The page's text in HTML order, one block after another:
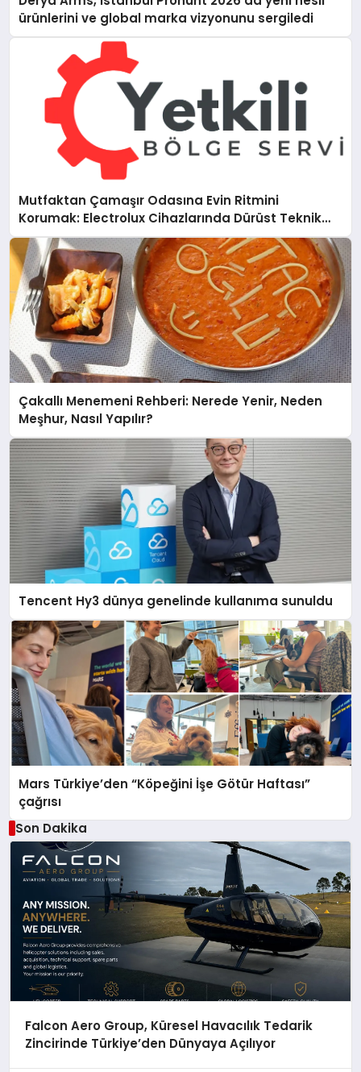
ürünlerini ve global marka vizyonunu sergiledi
Mutfaktan Çamaşır Odasına Evin Ritmini
Korumak: Electrolux Cihazlarında Dürüst Teknik
Destek Deneyimi
Çakallı Menemeni Rehberi: Nerede Yenir, Neden
Meşhur, Nasıl Yapılır?
Tencent Hy3 dünya genelinde kullanıma sunuldu
Mars Türkiye’den “Köpeğini İşe Götür Haftası”
çağrısı
Son Dakika
Falcon Aero Group, Küresel Havacılık Tedarik
Zincirinde Türkiye’den Dünyaya Açılıyor